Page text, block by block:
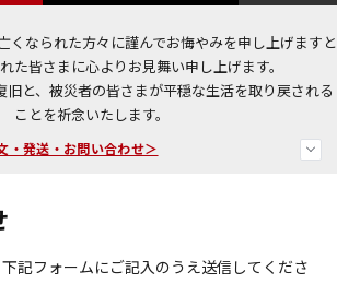
くなられた方々に謹んでお悔やみを申し上げますと
た皆さまに心よりお見舞い申し上げます。
と、被災者の皆さまが平穏な生活を取り戻される
ことを祈念いたします。
1,000円OFFクーポンプレゼント！
知らせ＞
・発送・お問い合わせ＞
記フォームにご記入のうえ送信してくださ